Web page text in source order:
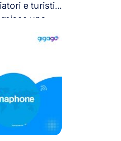
e turisti
una
a livello
e offre
per i
cui
di
forniremo
MobiFone in